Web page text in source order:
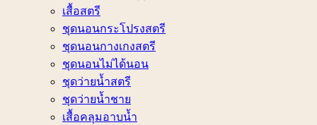
เสื้อสตรี
ชุดนอนกระโปรงสตรี
ชุดนอนกางเกงสตรี
ชุดนอนไม่ได้นอน
ชุดว่ายน้ำสตรี
ชุดว่ายน้ำชาย
เสื้อคลุมอาบน้ำ